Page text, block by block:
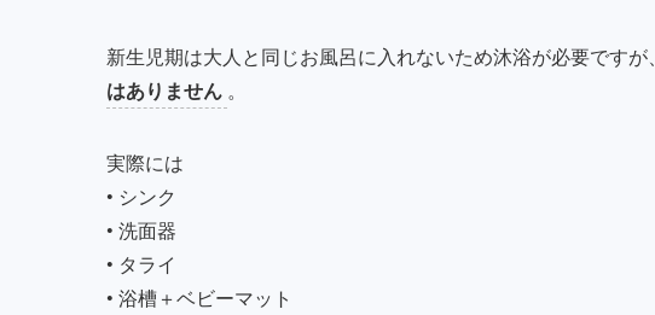
新生児期は大人と同じお風呂に入れないため沐浴が必要ですが、
はありません 。
実際には
• シンク
• 洗面器
• タライ
• 浴槽＋ベビーマット